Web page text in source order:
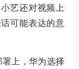
艺还对视频上
可能表达的意
上，华为选择